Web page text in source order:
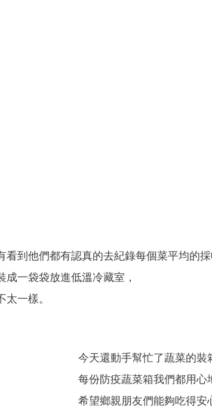
看到他們都有認真的去紀錄每個菜平均的
一袋袋放進低溫冷藏室，
一樣。
今天還動手幫忙了蔬菜的裝
每份防疫蔬菜箱我們都用心
希望鄉親朋友們能夠吃得安